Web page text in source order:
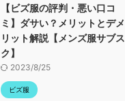
【ビズ服の評判・悪い口コ
ミ】ダサい？メリットとデメ
リット解説【メンズ服サブス
ク】
2023/8/25
ビズ服